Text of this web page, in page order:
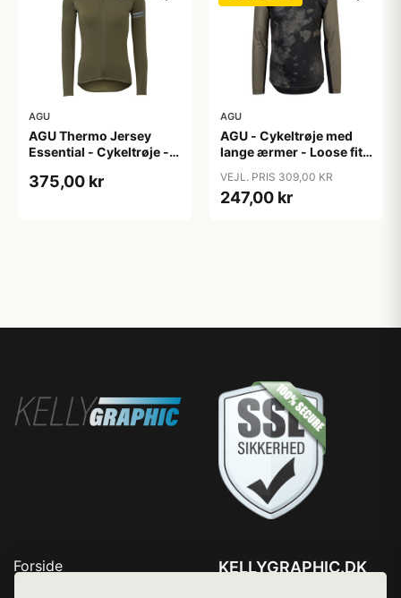
AGU
AGU Thermo Jersey
Essential - Cykeltrøje -
XXL
375,00 kr
AGU
AGU - Cykeltrøje med
lange ærmer - Loose fit -
VEJL. PRIS 309,00 KR
247,00 kr
Forside
KELLYGRAPHIC.DK